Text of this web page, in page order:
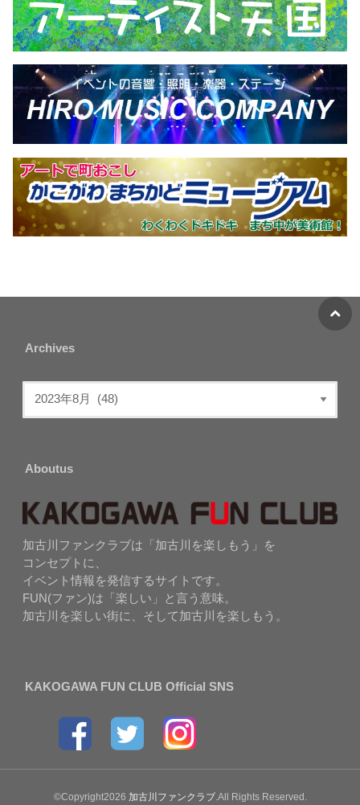
Archives
Aboutus
加古川ファンクラブは「加古川を楽しもう」を
コンセプトに、
イベント情報を発信するサイトです。
FUN(ファン)は「楽しい」と言う意味。
加古川を楽しい街に、そして加古川を楽しもう。
KAKOGAWA FUN CLUB Official SNS
©Copyright2026 加古川ファンクラブ.All Rights Reserved.